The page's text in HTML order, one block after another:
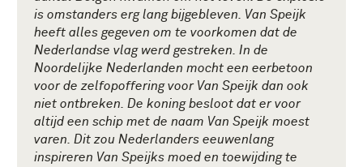
is omstanders erg lang bijgebleven. Van Speijk
heeft alles gegeven om te voorkomen dat de
Nederlandse vlag werd gestreken. In de
Noordelijke Nederlanden mocht een eerbetoon
voor de zelfopoffering voor Van Speijk dan ook
niet ontbreken. De koning besloot dat er voor
altijd een schip met de naam Van Speijk moest
varen. Dit zou Nederlanders eeuwenlang
inspireren Van Speijks moed en toewijding te